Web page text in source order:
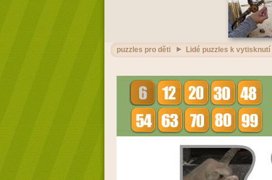
puzzles pro děti Lidé puzzles k vytisknutí